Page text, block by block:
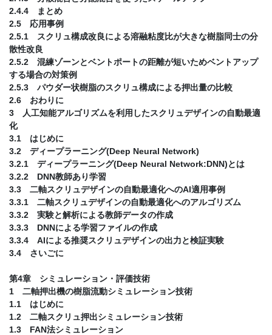
2.4.4 まとめ
2.5 応用事例
2.5.1 スクリュ構成改良による溶融粘度比が大きな樹脂同士の分
散性改良
2.5.2 混練ゾーンとベントポートの距離が短いためベントアップ
する場合の対策例
2.5.3 パウダー状樹脂のスクリュ構成による押出量の比較
2.6 おわりに
3 人工知能アルゴリズムを利用したスクリュデザインの自動最適
化
3.1 はじめに
3.2 ディープラーニング(Deep Neural Network)
3.2.1 ディープラーニング(Deep Neural Network:DNN)とは
3.2.2 DNN教師あり学習
3.3 二軸スクリュデザインの自動最適化へのAI適用事例
3.3.1 二軸スクリュデザインの自動最適化へのアルゴリズム
3.3.2 実験と解析による教師データの作成
3.3.3 DNNによる学習ファイルの作成
3.3.4 AIによる推奨スクリュデザインの出力と検証実験
3.4 さいごに
第4章 シミュレーション・評価技術
1 二軸押出機の樹脂流動シミュレーション技術
1.1 はじめに
1.2 二軸スクリュ押出シミュレーション技術
1.3 FAN法シミュレーション